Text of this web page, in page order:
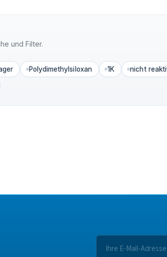
und Filter.
Polydimethylsiloxan 1K nicht